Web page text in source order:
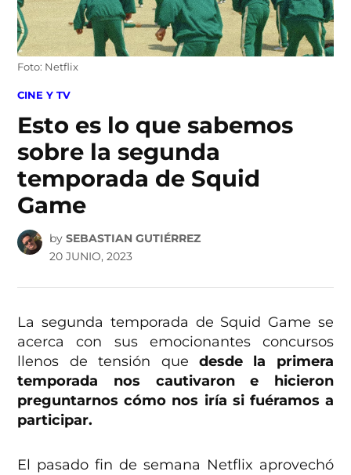
Foto: Netflix
POSTED
CINE Y TV
Esto es lo que sabemos
sobre la segunda
temporada de Squid
Game
by SEBASTIAN GUTIÉRREZ
20 JUNIO, 2023
La segunda temporada de Squid Game se
acerca con sus emocionantes concursos
llenos de tensión que desde la primera
temporada nos cautivaron e hicieron
preguntarnos cómo nos iría si fuéramos a
participar.
El pasado fin de semana Netflix aprovechó